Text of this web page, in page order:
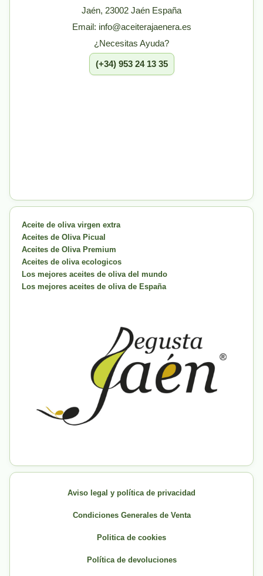
Jaén, 23002 Jaén España
Email: info@aceiterajaenera.es
¿Necesitas Ayuda?
(+34) 953 24 13 35
Aceite de oliva virgen extra
Aceites de Oliva Picual
Aceites de Oliva Premium
Aceites de oliva ecologicos
Los mejores aceites de oliva del mundo
Los mejores aceites de oliva de España
Aviso legal y política de privacidad
Condiciones Generales de Venta
Politica de cookies
Política de devoluciones